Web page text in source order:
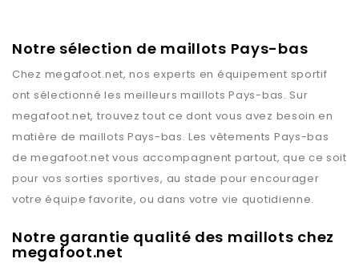
Notre sélection de maillots Pays-bas
Chez megafoot.net, nos experts en équipement sportif
ont sélectionné les meilleurs maillotsPays-bas. Sur
megafoot.net, trouvez tout ce dont vous avez besoin en
matière de maillots Pays-bas. Les vêtements Pays-bas
demegafoot.net vous accompagnent partout, que ce soit
pour vos sorties sportives, au stade pour encourager
votre équipe favorite, ou dans votre vie quotidienne.
Notre garantie qualité des maillots chez
megafoot.net